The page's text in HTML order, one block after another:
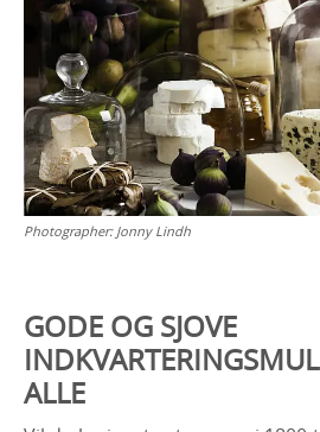
Photographer: Jonny Lindh
GODE OG SJOVE
ALLE